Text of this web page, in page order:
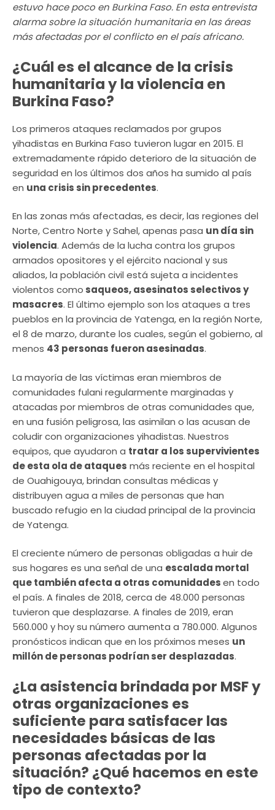
estuvo hace poco en Burkina Faso. En esta entrevista
alarma sobre la situación humanitaria en las áreas
más afectadas por el conflicto en el país africano.
¿Cuál es el alcance de la crisis
humanitaria y la violencia en
Burkina Faso?
Los primeros ataques reclamados por grupos
yihadistas en Burkina Faso tuvieron lugar en 2015. El
extremadamente rápido deterioro de la situación de
seguridad en los últimos dos años ha sumido al país
en una crisis sin precedentes.
En las zonas más afectadas, es decir, las regiones del
Norte, Centro Norte y Sahel, apenas pasa un día sin
violencia. Además de la lucha contra los grupos
armados opositores y el ejército nacional y sus
aliados, la población civil está sujeta a incidentes
violentos como saqueos, asesinatos selectivos y
masacres. El último ejemplo son los ataques a tres
pueblos en la provincia de Yatenga, en la región Norte,
el 8 de marzo, durante los cuales, según el gobierno, al
menos 43 personas fueron asesinadas.
La mayoría de las víctimas eran miembros de
comunidades fulani regularmente marginadas y
atacadas por miembros de otras comunidades que,
en una fusión peligrosa, las asimilan o las acusan de
coludir con organizaciones yihadistas. Nuestros
equipos, que ayudaron a tratar a los supervivientes
de esta ola de ataques más reciente en el hospital
de Ouahigouya, brindan consultas médicas y
distribuyen agua a miles de personas que han
buscado refugio en la ciudad principal de la provincia
de Yatenga.
El creciente número de personas obligadas a huir de
sus hogares es una señal de una escalada mortal
que también afecta a otras comunidadesen todo
el país. A finales de 2018, cerca de 48.000 personas
tuvieron que desplazarse. A finales de 2019, eran
560.000 y hoy su número aumenta a 780.000. Algunos
pronósticos indican que en los próximos meses un
millón de personas podrían ser desplazadas.
¿La asistencia brindada por MSF y
otras organizaciones es
suficiente para satisfacer las
necesidades básicas de las
personas afectadas por la
situación? ¿Qué hacemos en este
tipo de contexto?